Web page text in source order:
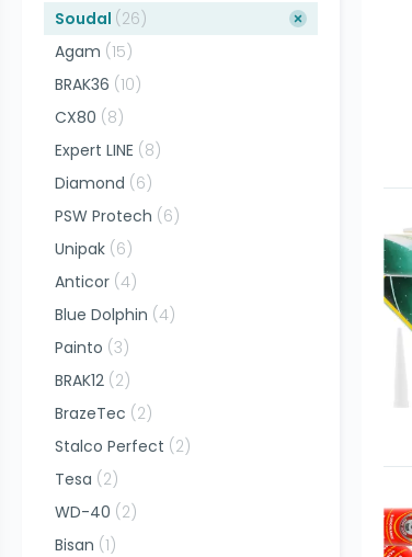
Soudal (26)
Agam (15)
BRAK36 (10)
CX80 (8)
Expert LINE (8)
Diamond (6)
PSW Protech (6)
Unipak (6)
Anticor (4)
Blue Dolphin (4)
Painto (3)
BRAK12 (2)
BrazeTec (2)
Stalco Perfect (2)
Tesa (2)
WD-40 (2)
Bisan (1)